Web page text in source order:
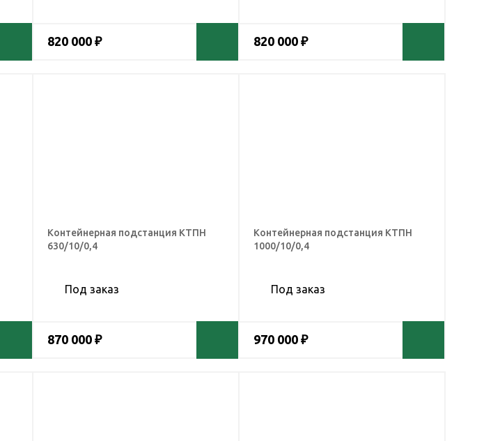
820 000 ₽ 820 000 ₽
Контейнерная подстанция КТПН
630/10/0,4
Под заказ
870 000 ₽
Контейнерная подстанция КТПН
1000/10/0,4
Под заказ
970 000 ₽